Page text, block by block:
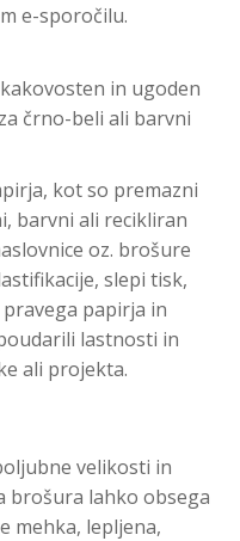
e-sporočilu.
in ugoden
črno-beli ali barvni
kot so premazni
barvni ali recikliran
oz. brošure
slepi tisk,
papirja in
lastnosti in
ali projekta.
velikosti in
brošura lahko obsega
mehka, lepljena,